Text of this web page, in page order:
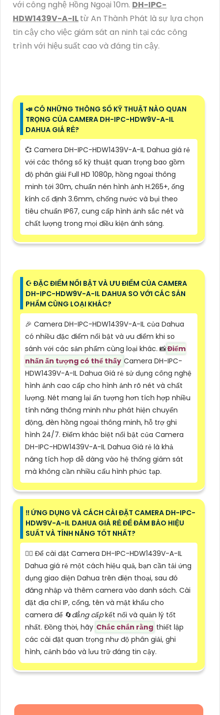
với công nghệ Hồng Ngoại 10m. DH-IPC-
HDW1439V-A-ILtừ An Thành Phát là sự lựa chọn
tin cậy cho việc giám sát an ninh tại các công
trình với hiệu suất cao và đáng tin cậy.
📣 CÓ NHỮNG THÔNG SỐ KỸ THUẬT NÀO QUAN
TRỌNG CỦA CAMERA DH-IPC-HDW9V-A-IL
DAHUA GIÁ RẺ?
💞 Camera DH-IPC-HDW1439V-A-IL Dahua giá rẻ
với các thông số kỹ thuật quan trọng bao gồm
độ phân giải Full HD 1080p, hồng ngoại thông
minh tới 30m, chuẩn nén hình ảnh H.265+, ống
kính cố định 3.6mm, chống nước và bụi theo
tiêu chuẩn IP67, cung cấp hình ảnh sắc nét và
chất lượng trong mọi điều kiện ánh sáng.
☪ ĐẶC ĐIỂM NỔI BẬT VÀ ƯU ĐIỂM CỦA CAMERA
DH-IPC-HDW9V-A-IL DAHUA SO VỚI CÁC SẢN
PHẨM CÙNG LOẠI KHÁC?
️🎉 Camera DH-IPC-HDW1439V-A-IL của Dahua
có nhiều đặc điểm nổi bật và ưu điểm khi so
sánh với các sản phẩm cùng loại khác. 📸Điểm
nhấn ấn tượng có thể thấy Camera DH-IPC-
HDW1439V-A-IL Dahua Giá rẻ sử dụng công nghệ
hình ảnh cao cấp cho hình ảnh rõ nét và chất
lượng. Nét mang lại ấn tượng hơn tích hợp nhiều
tính năng thông minh như phát hiện chuyển
động, đèn hồng ngoại thông minh, hỗ trợ ghi
hình 24/7. Điểm khác biệt nổi bật của Camera
DH-IPC-HDW1439V-A-IL Dahua Giá rẻ là khả
năng tích hợp dễ dàng vào hệ thống giám sát
mà không cần nhiều cấu hình phức tạp.
‼️ ỨNG DỤNG VÀ CÁCH CÀI ĐẶT CAMERA DH-IPC-
HDW9V-A-IL DAHUA GIÁ RẺ ĐỂ ĐẢM BẢO HIỆU
SUẤT VÀ TÍNH NĂNG TỐT NHẤT?
❤️‍💋‍ Để cài đặt Camera DH-IPC-HDW1439V-A-IL
Dahua giá rẻ một cách hiệu quả, bạn cần tải ứng
dụng giao diện Dahua trên điện thoại, sau đó
đăng nhập và thêm camera vào danh sách. Cài
đặt địa chỉ IP, cổng, tên và mật khẩu cho
camera để 🔄đẳng cấpkết nối và quản lý tốt
nhất. Đồng thời, hãy Chắc chắn rằng thiết lập
các cài đặt quan trọng như độ phân giải, ghi
hình, cảnh báo và lưu trữ đáng tin cậy.